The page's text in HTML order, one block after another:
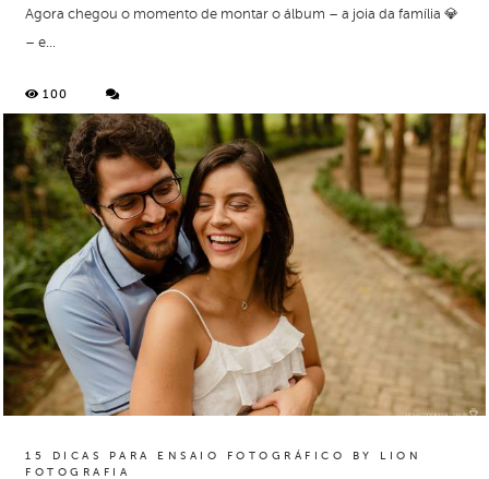
100
Agora chegou o momento de montar o álbum – a joia da família 💎
– e...
15 DICAS PARA ENSAIO FOTOGRÁFICO BY LION
FOTOGRAFIA